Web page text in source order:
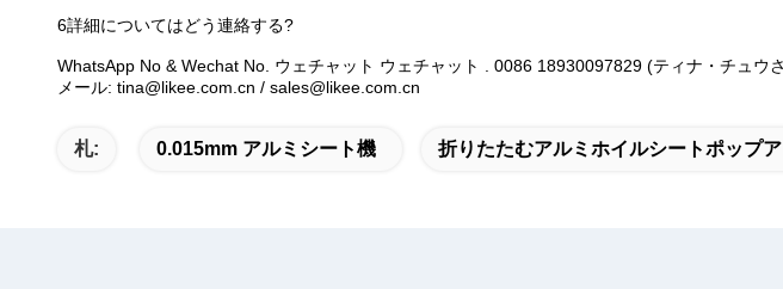
6詳細についてはどう連絡する?
WhatsApp No & Wechat No. ウェチャット ウェチャット . 0086 18930097829 (ティナ・チュウ
メール: tina@likee.com.cn / sales@likee.com.cn
札: 0.015mm アルミシート機 折りたたむアルミホイルシートポップ